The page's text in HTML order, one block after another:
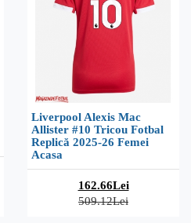
Liverpool Alexis Mac
Allister #10 Tricou Fotbal
Replică 2025-26 Femei
Acasa
162.66Lei
509.12Lei